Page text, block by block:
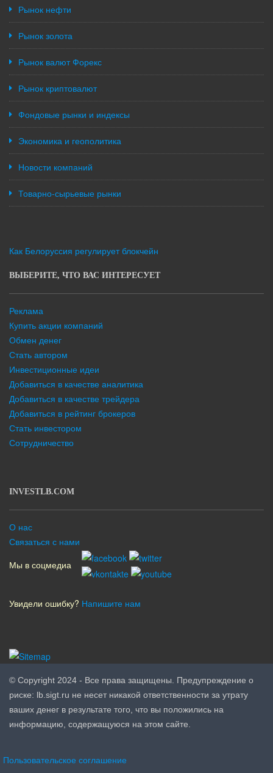
Рынок нефти
Рынок золота
Рынок валют Форекс
Рынок криптовалют
Фондовые рынки и индексы
Экономика и геополитика
Новости компаний
Товарно-сырьевые рынки
Как Белоруссия регулирует блокчейн
ВЫБЕРИТЕ, ЧТО ВАС ИНТЕРЕСУЕТ
Реклама
Купить акции компаний
Обмен денег
Стать автором
Инвестиционные идеи
Добавиться в качестве аналитика
Добавиться в качестве трейдера
Добавиться в рейтинг брокеров
Стать инвестором
Сотрудничество
INVESTLB.COM
О нас
Связаться с нами
Мы в соцмедиа
Увидели ошибку? Напишите нам
© Copyright 2024 - Все права защищены. Предупреждение о
риске: lb.sigt.ru не несет никакой ответственности за утрату
ваших денег в результате того, что вы положились на
информацию, содержащуюся на этом сайте.
Пользовательское соглашение